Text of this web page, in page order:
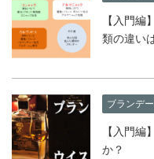
【入門
類の違い
ブランデ
【入門
か？